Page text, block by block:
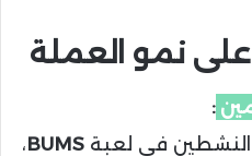
على نمو العملة
:
النشطين في لعبة BUMS،